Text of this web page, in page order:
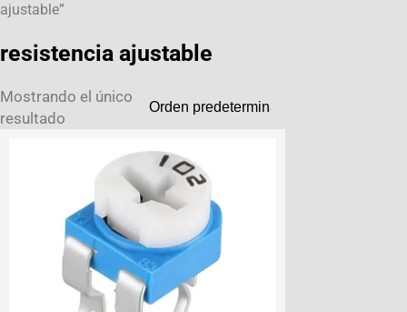
ajustable”
resistencia ajustable
Mostrando el único
resultado